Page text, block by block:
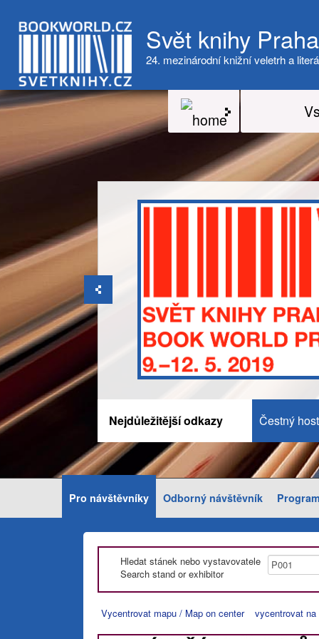
Svět knihy
24. mezinárodní knižní veletrh a
Nejdůležitější odkazy Čestný host
Pro návštěvníky Odborný návštěvník
Hledat stánek nebo vystavovatele
Search stand or exhibitor
Vycentrovat mapu / Map on center vycentrovat